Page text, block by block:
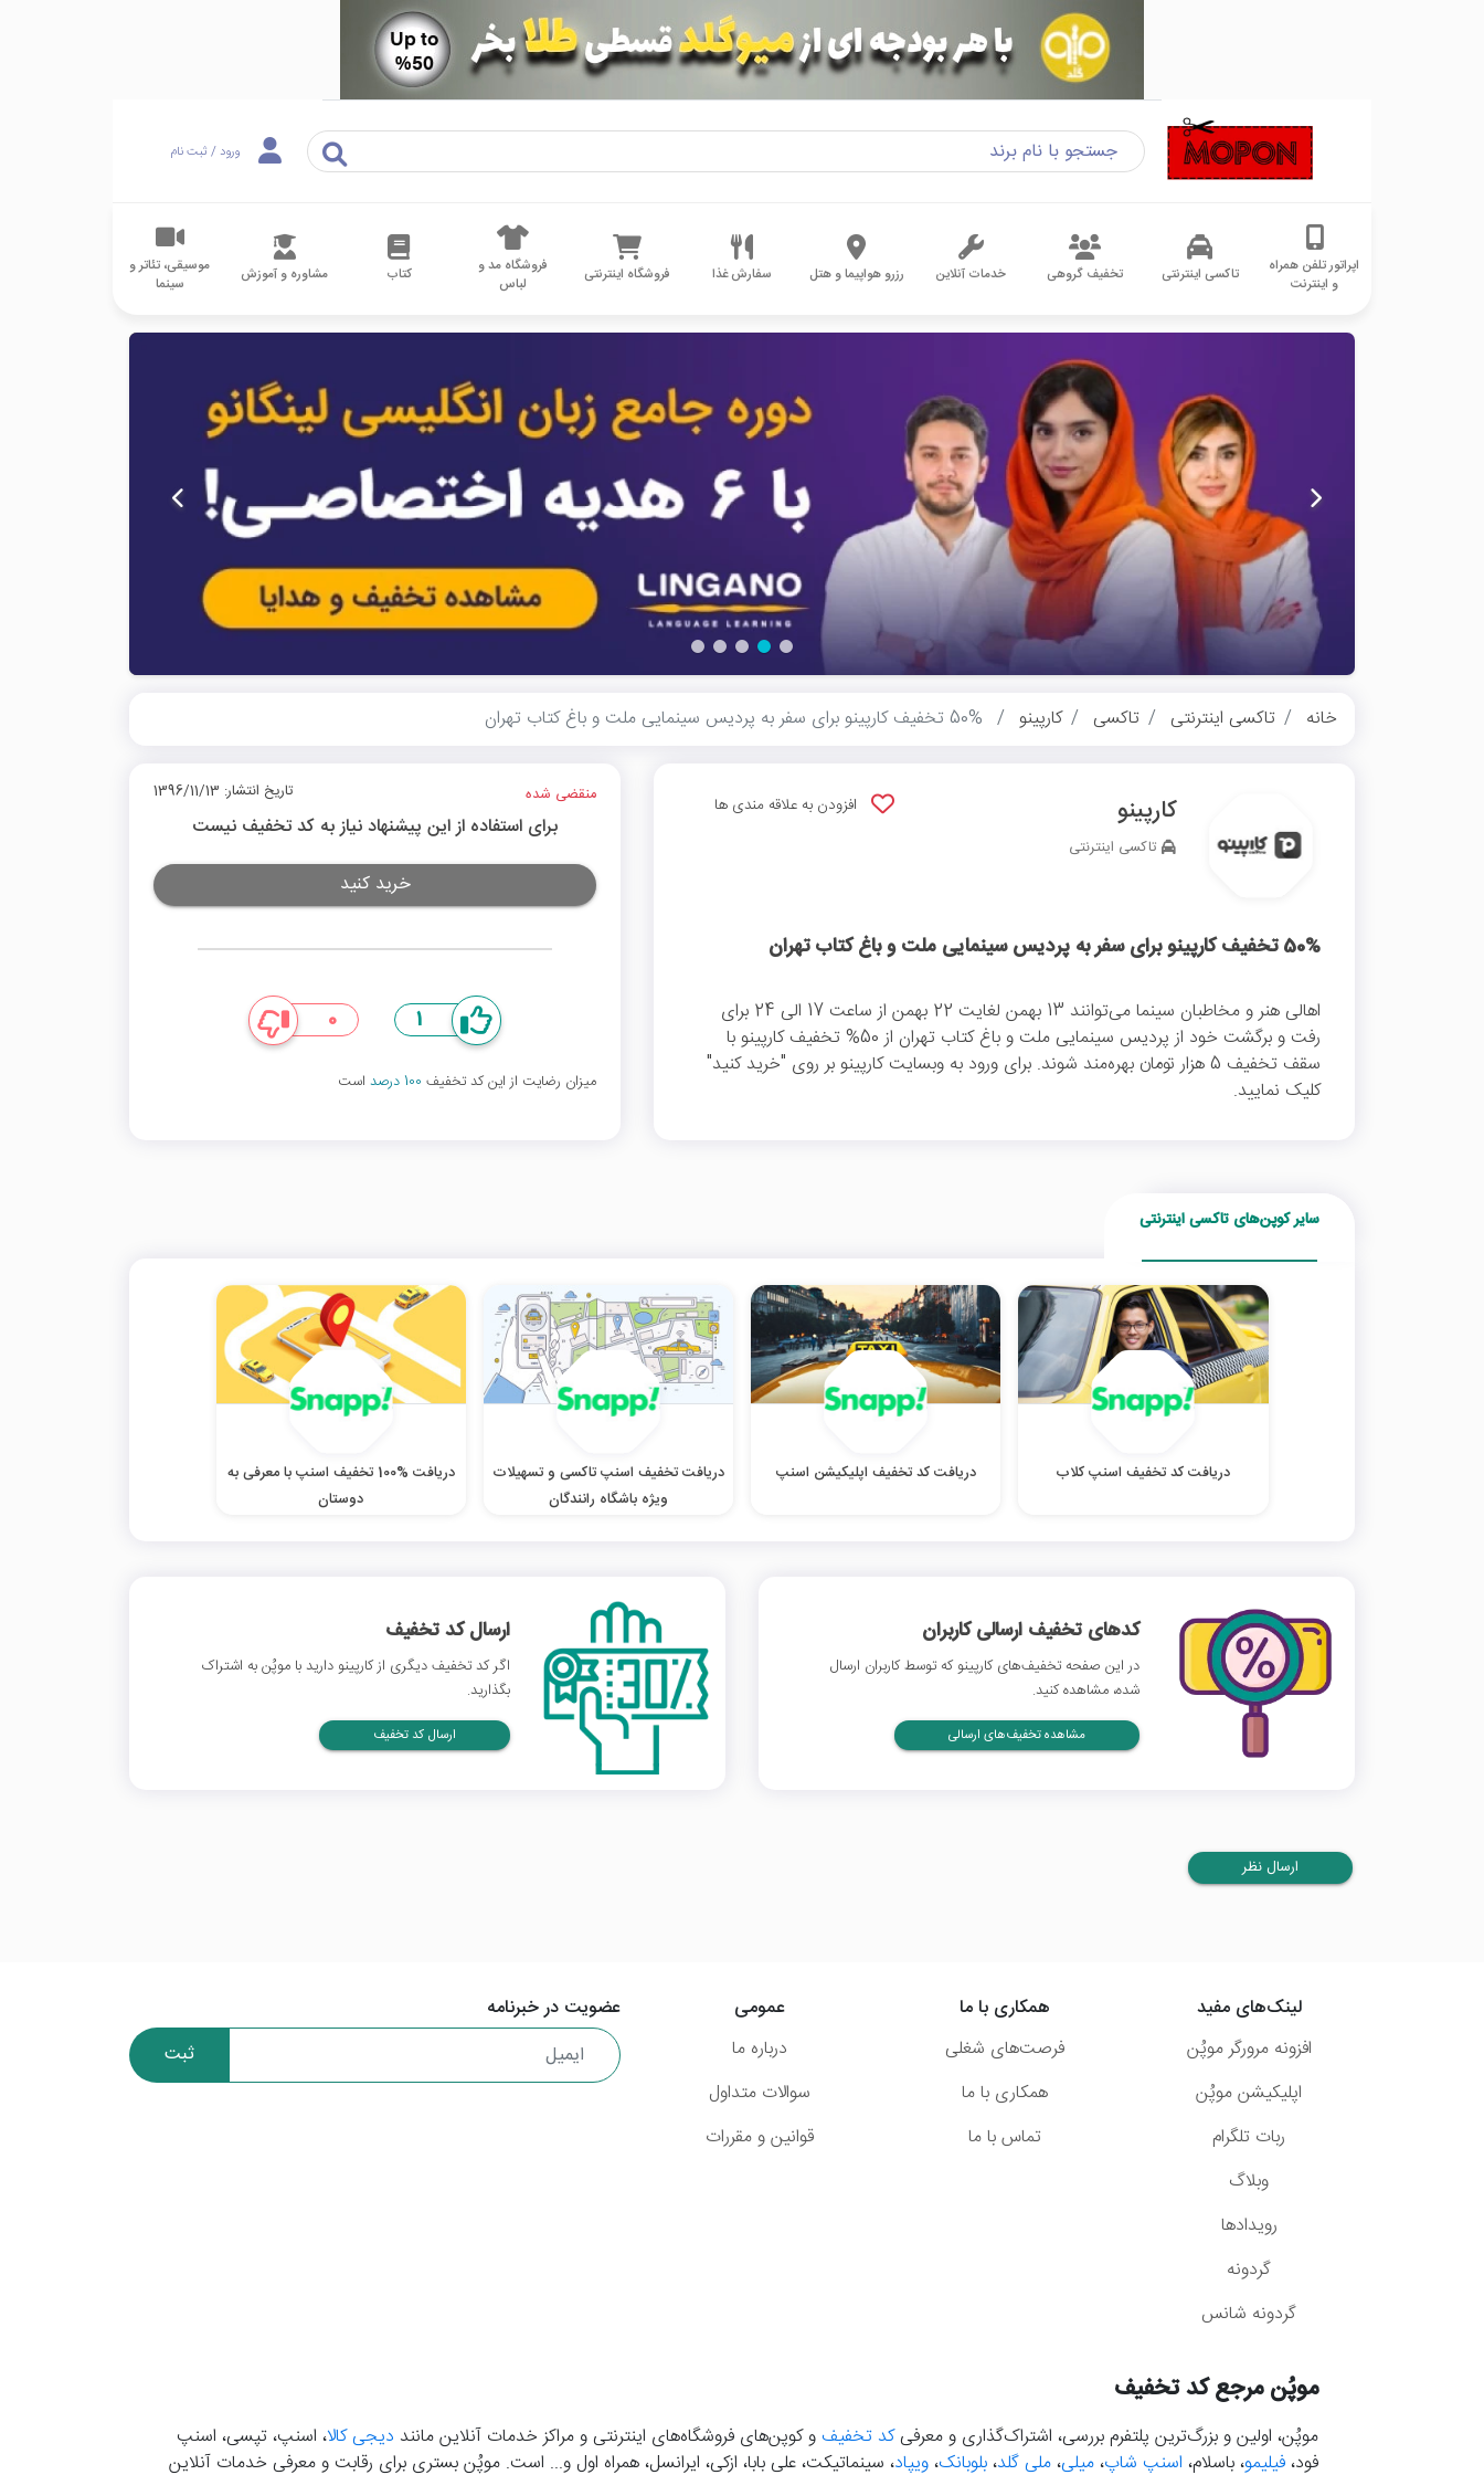
ورود / ثبت نام
اپراتور تلفن همراه
و اینترنت
تاکسی اینترنتی تخفیف گروهی خدمات آنلاین رزرو هواپیما و هتل سفارش غذا فروشگاه اینترنتی
فروشگاه مد و
لباس
کتاب مشاوره و آموزش
موسیقی، تئاتر و
سینما
خانه تاکسی اینترنتی تاکسی کارپینو
کارپینو
تاکسی اینترنتی
افزودن به علاقه مندی ها
50% تخفیف کارپینو برای سفر به پردیس سینمایی ملت و باغ کتاب تهران
اهالی هنر و مخاطبان سینما می‌توانند 13 بهمن لغایت 22 بهمن از ساعت 17 الی 24 برای
رفت و برگشت خود از پردیس سینمایی ملت و باغ کتاب تهران از 50% تخفیف کارپینو با
سقف تخفیف 5 هزار تومان بهره‌مند شوند. برای ورود به وبسایت کارپینو بر روی "خرید کنید"
کلیک نمایید.
منقضی شده تاریخ انتشار: 1396/11/13
برای استفاده از این پیشنهاد نیاز به کد تخفیف نیست
خرید کنید
1
0
میزان رضایت از این کد تخفیف 100 درصد است
سایر کوپن‌های تاکسی اینترنتی
دریافت کد تخفیف اسنپ کلاب دریافت کد تخفیف اپلیکیشن اسنپ
دریافت تخفیف اسنپ تاکسی و تسهیلات
ویژه باشگاه رانندگان
دریافت %100 تخفیف اسنپ با معرفی به
دوستان
کدهای تخفیف ارسالی کاربران
در این صفحه تخفیف‌های کارپینو که توسط کاربران ارسال
شده، مشاهده کنید.
مشاهده تخفیف‌های ارسالی
ارسال کد تخفیف
اگر کد تخفیف دیگری از کارپینو دارید با موپُن به اشتراک
بگذارید.
ارسال کد تخفیف
ارسال نظر
عضویت در خبرنامه
ثبت
لینک‌های مفید
افزونه مرورگر موپُن
اپلیکیشن موپُن
ربات تلگرام
وبلاگ
رویدادها
گردونه
گردونه شانس
همکاری با ما
فرصت‌های شغلی
همکاری با ما
تماس با ما
عمومی
درباره ما
سوالات متداول
قوانین و مقررات
موپُن مرجع کد تخفیف
موپُن، اولین و بزرگ‌ترین پلتفرم بررسی، اشتراک‌گذاری و معرفیکد تخفیفو کوپن‌های فروشگاه‌های اینترنتی و مراکز خدمات آنلاین مانند دیجی کالا، اسنپ، تپسی، اسنپ
فود، فیلیمو، باسلام، اسنپ شاپ، میلی، ملی گلد، بلوبانک، ویپاد، سینماتیکت، علی بابا، ازکی، ایرانسل، همراه اول و... است. موپُن بستری برای رقابت و معرفی خدمات آنلاین